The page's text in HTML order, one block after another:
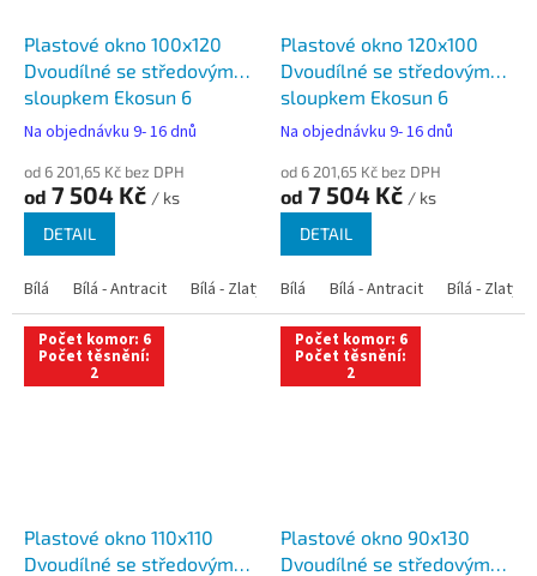
Plastové okno 100x120
Dvoudílné se středovým
sloupkem Ekosun 6
Na objednávku 9- 16 dnů
od 6 201,65 Kč bez DPH
od 7 504 Kč / ks
DETAIL
Bílá Bílá - Antracit Bílá - Zlatý dub Bílá - Tmavý dub Bílá -
Plastové okno 120x100
Dvoudílné se středovým
sloupkem Ekosun 6
Na objednávku 9- 16 dnů
od 6 201,65 Kč bez DPH
od 7 504 Kč / ks
DETAIL
Bílá Bílá - Antracit Bílá - Zlatý
Počet komor: 6
Počet těsnění:
2
Plastové okno 110x110
Dvoudílné se středovým
Počet komor: 6
Počet těsnění:
2
Plastové okno 90x130
Dvoudílné se středovým